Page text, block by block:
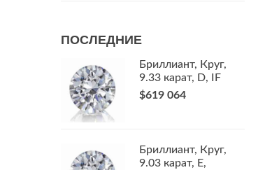
ПОСЛЕДНИЕ
Бриллиант, Круг,
9.33 карат, D, IF
$619 064
Бриллиант, Круг,
9.03 карат, E,